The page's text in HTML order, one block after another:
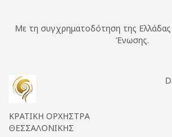
Με τη συγχρηματοδότηση της Ελλάδας
Ένωσης.
ΚΡΑΤΙΚΗ ΟΡΧΗΣΤΡΑ
ΘΕΣΣΑΛΟΝΙΚΗΣ